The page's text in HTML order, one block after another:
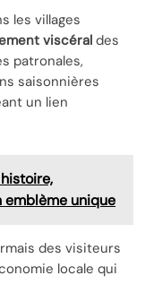
les villages
viscéraldes
patronales,
saisonnières
un lien
emblème unique
des visiteurs
locale qui